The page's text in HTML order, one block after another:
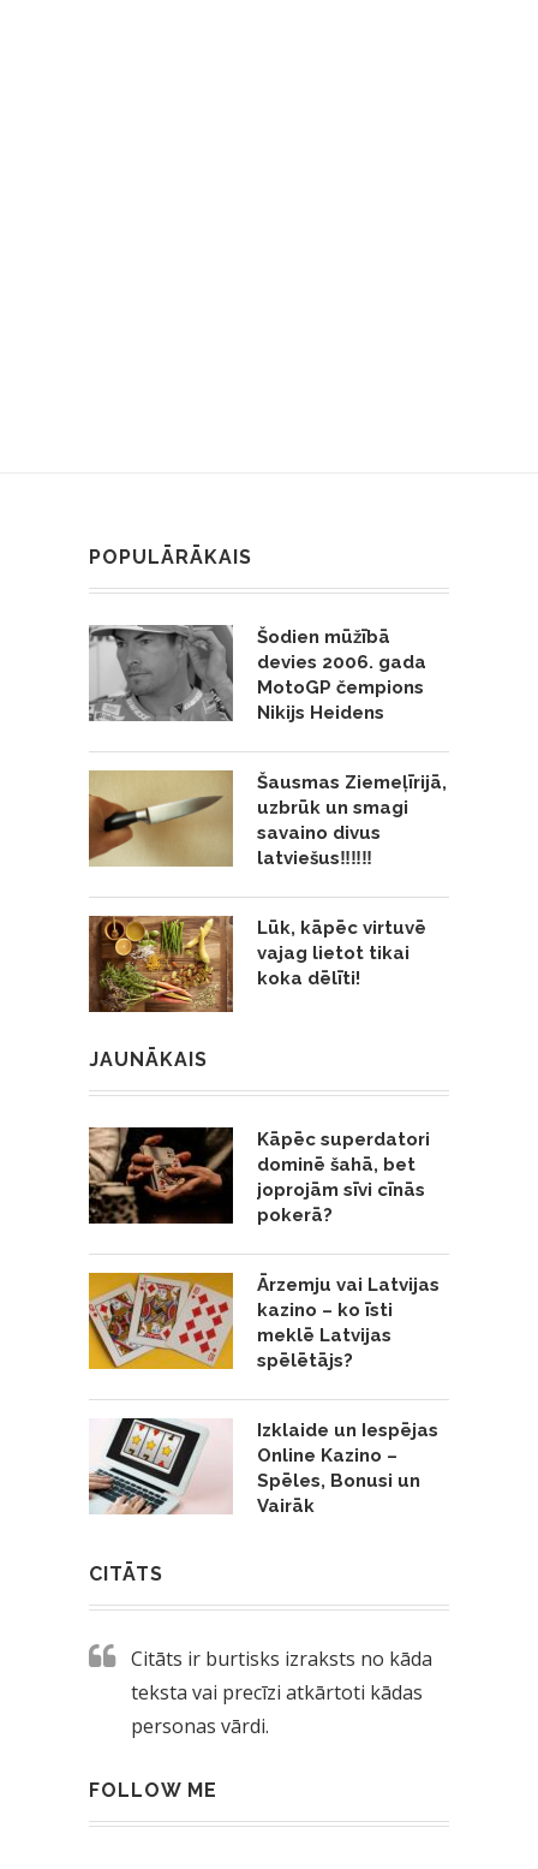
POPULĀRĀKAIS
Šodien mūžībā
devies 2006. gada
MotoGP čempions
Nikijs Heidens
Šausmas Ziemeļīrijā,
uzbrūk un smagi
savaino divus
latviešus‼️‼️‼️
Lūk, kāpēc virtuvē
vajag lietot tikai
koka dēlīti!
JAUNĀKAIS
Kāpēc superdatori
dominē šahā, bet
joprojām sīvi cīnās
pokerā?
Ārzemju vai Latvijas
kazino – ko īsti
meklē Latvijas
spēlētājs?
Izklaide un Iespējas
Online Kazino –
Spēles, Bonusi un
Vairāk
CITĀTS
Citāts ir burtisks izraksts no kāda
teksta vai precīzi atkārtoti kādas
personas vārdi.
FOLLOW ME